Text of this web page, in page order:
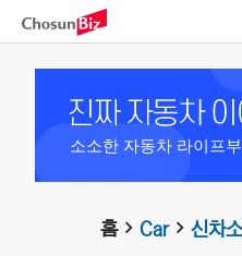
소소한 자동차 라이프
홈 Car 신차